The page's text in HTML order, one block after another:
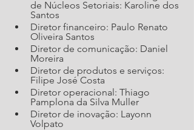
de Núcleos Setoriais: Karoline dos
Santos
Diretor financeiro: Paulo Renato
Oliveira Santos
Diretor de comunicação: Daniel
Moreira
Diretor de produtos e serviços:
Filipe José Costa
Diretor operacional: Thiago
Pamplona da Silva Muller
Diretor de inovação: Layonn
Volpato